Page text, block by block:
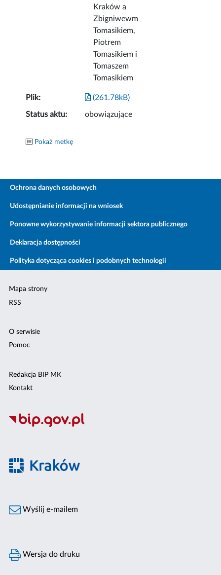
Kraków a
Zbigniwewm
Tomasikiem,
Piotrem
Tomasikiem i
Tomaszem
Tomasikiem
Plik: (261.78kB)
Status aktu: obowiązujące
Pokaż metkę
Ochrona danych osobowych
Udostępnianie informacji na wniosek
Ponowne wykorzystywanie informacji sektora publicznego
Deklaracja dostępności
Polityka dotycząca cookies i podobnych technologii
Mapa strony
RSS
O serwisie
Pomoc
Redakcja BIP MK
Kontakt
Wyślij e-mailem
Wersja do druku